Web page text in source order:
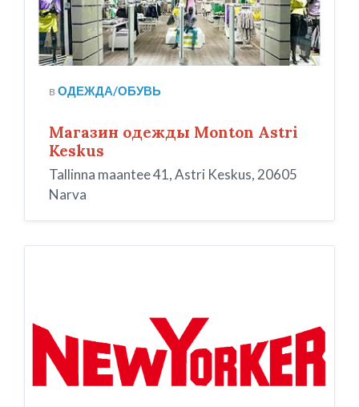
вОДЕЖДА/ОБУВЬ
Магазин одежды Monton Astri
Keskus
Tallinna maantee 41, Astri Keskus, 20605
Narva